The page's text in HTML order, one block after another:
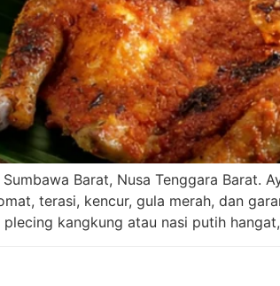
Barat, Nusa Tenggara Barat.
terasi, kencur, gula merah, dan
kangkung atau nasi putih